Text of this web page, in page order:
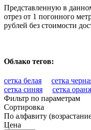
Представленную в
отрез от 1 погонного
рублей без стоимости
Облако тегов:
сетка белая сетка
сетка синяя
сетка
Фильтр по параметрам
Сортировка
По алфавиту
Цена